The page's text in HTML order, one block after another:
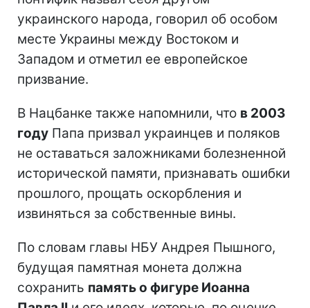
украинского народа, говорил об особом
месте Украины между Востоком и
Западом и отметил ее европейское
призвание.
В Нацбанке также напомнили, что в 2003
году Папа призвал украинцев и поляков
не оставаться заложниками болезненной
исторической памяти, признавать ошибки
прошлого, прощать оскорбления и
извиняться за собственные вины.
По словам главы НБУ Андрея Пышного,
будущая памятная монета должна
сохранить память о фигуре Иоанна